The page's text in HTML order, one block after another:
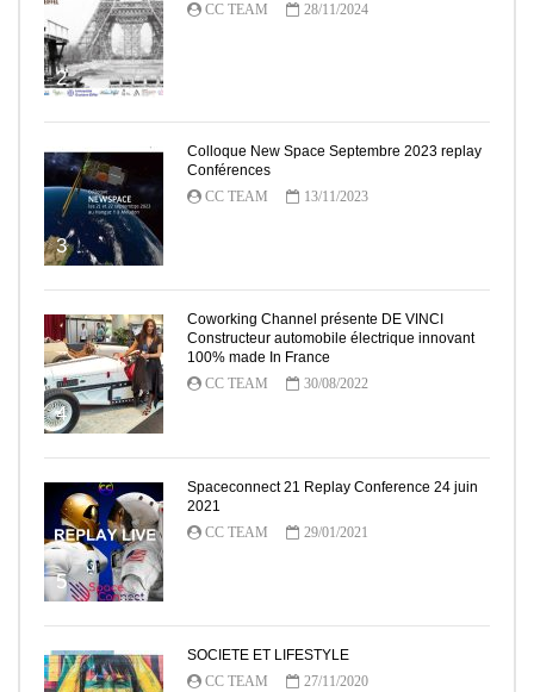
2
CC TEAM
28/11/2024
3
Colloque New Space Septembre 2023 replay
Conférences
CC TEAM
13/11/2023
4
Coworking Channel présente DE VINCI
Constructeur automobile électrique innovant
100% made In France
CC TEAM
30/08/2022
5
Spaceconnect 21 Replay Conference 24 juin
2021
CC TEAM
29/01/2021
SOCIETE ET LIFESTYLE
CC TEAM
27/11/2020